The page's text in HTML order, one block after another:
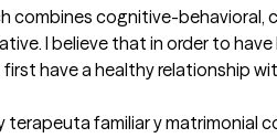
combines cognitive-behavioral,
I believe that in order to
have a healthy relationship
terapeuta familiar y matrimonial